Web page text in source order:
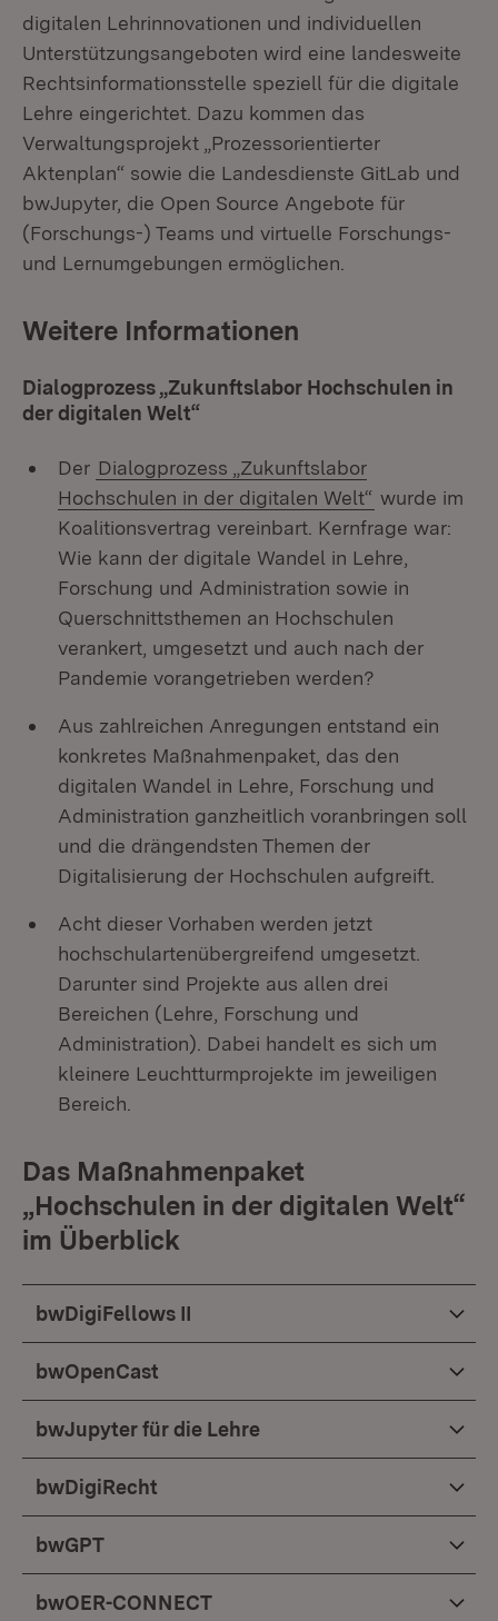
digitalen Lehrinnovationen und individuellen
Unterstützungsangeboten wird eine landesweite
Rechtsinformationsstelle speziell für die digitale
Lehre eingerichtet. Dazu kommen das
Verwaltungsprojekt „Prozessorientierter
Aktenplan“ sowie die Landesdienste GitLab und
bwJupyter, die Open Source Angebote für
(Forschungs-) Teams und virtuelle Forschungs-
und Lernumgebungen ermöglichen.
Weitere Informationen
Dialogprozess „Zukunftslabor Hochschulen in
der digitalen Welt“
Der Dialogprozess „Zukunftslabor
Hochschulen in der digitalen Welt“ wurde im
Koalitionsvertrag vereinbart. Kernfrage war:
Wie kann der digitale Wandel in Lehre,
Forschung und Administration sowie in
Querschnittsthemen an Hochschulen
verankert, umgesetzt und auch nach der
Pandemie vorangetrieben werden?
Aus zahlreichen Anregungen entstand ein
konkretes Maßnahmenpaket, das den
digitalen Wandel in Lehre, Forschung und
Administration ganzheitlich voranbringen soll
und die drängendsten Themen der
Digitalisierung der Hochschulen aufgreift.
Acht dieser Vorhaben werden jetzt
hochschulartenübergreifend umgesetzt.
Darunter sind Projekte aus allen drei
Bereichen (Lehre, Forschung und
Administration). Dabei handelt es sich um
kleinere Leuchtturmprojekte im jeweiligen
Bereich.
Das Maßnahmenpaket
„Hochschulen in der digitalen Welt“
im Überblick
bwDigiFellows II
bwOpenCast
bwJupyter für die Lehre
bwDigiRecht
bwGPT
bwOER-CONNECT